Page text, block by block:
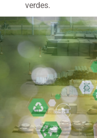
verdes.